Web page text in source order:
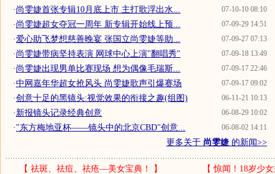
07-10-10 08:10
·尚雯婕首张专辑10月底上市 主打歌浮出水...
07-09-29 14:51
·尚雯婕超女夺冠一周年 新专辑开始线上预...
07-09-27 07:13
·爱心助飞梦想慈善晚宴 张国立尚雯婕等助...
07-09-18 13:49
·尚雯婕带病坚持表演 网球中心上演"翻唱秀"
07-09-17 22:46
·尚雯婕出现男单比赛现场 想为偶像毛瑞斯...
07-09-17 09:02
·中网嘉年华超女抢风头 尚雯婕歌声引爆赛场
06-11-21 10:13
·创意十足的黑镜头:视觉效果的衔接之趣(组图)
06-08-29 10:02
·新报镜头记录经典创意
06-08-02 14:11
·"东方梅地亚杯——镜头中的北京CBD"创意...
更多关于 尚雯婕 的新闻>>
【 祛斑、祛痘、祛疮—美女宝典！ 】 【惊闻！18岁少